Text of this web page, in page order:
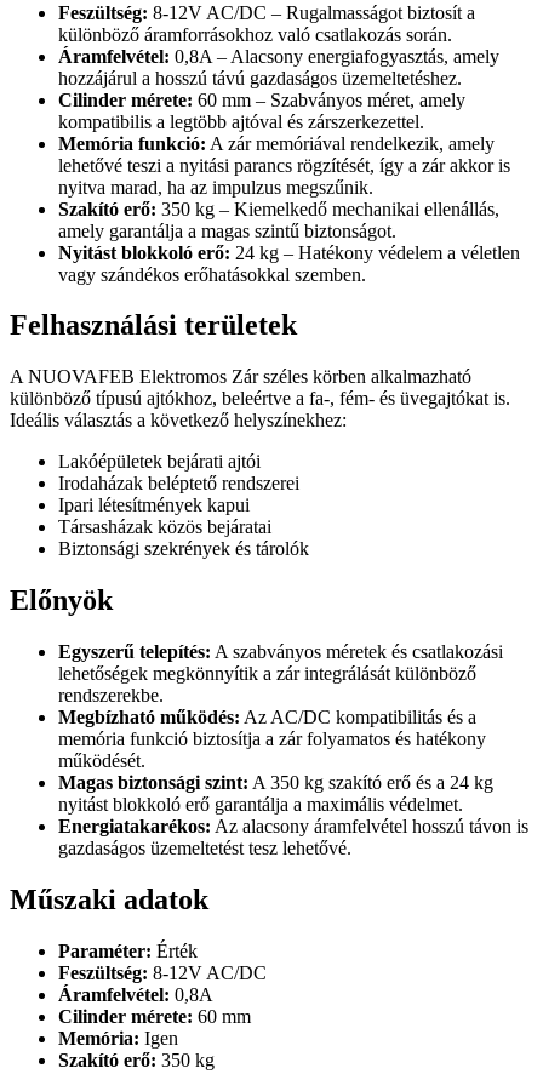
Feszültség: 8-12V AC/DC – Rugalmasságot biztosít a
különböző áramforrásokhoz való csatlakozás során.
Áramfelvétel: 0,8A – Alacsony energiafogyasztás, amely
hozzájárul a hosszú távú gazdaságos üzemeltetéshez.
Cilinder mérete: 60 mm – Szabványos méret, amely
kompatibilis a legtöbb ajtóval és zárszerkezettel.
Memória funkció: A zár memóriával rendelkezik, amely
lehetővé teszi a nyitási parancs rögzítését, így a zár akkor is
nyitva marad, ha az impulzus megszűnik.
Szakító erő: 350 kg – Kiemelkedő mechanikai ellenállás,
amely garantálja a magas szintű biztonságot.
Nyitást blokkoló erő: 24 kg – Hatékony védelem a véletlen
vagy szándékos erőhatásokkal szemben.
Felhasználási területek
A NUOVAFEB Elektromos Zár széles körben alkalmazható
különböző típusú ajtókhoz, beleértve a fa-, fém- és üvegajtókat is.
Ideális választás a következő helyszínekhez:
Lakóépületek bejárati ajtói
Irodaházak beléptető rendszerei
Ipari létesítmények kapui
Társasházak közös bejáratai
Biztonsági szekrények és tárolók
Előnyök
Egyszerű telepítés: A szabványos méretek és csatlakozási
lehetőségek megkönnyítik a zár integrálását különböző
rendszerekbe.
Megbízható működés: Az AC/DC kompatibilitás és a
memória funkció biztosítja a zár folyamatos és hatékony
működését.
Magas biztonsági szint: A 350 kg szakító erő és a 24 kg
nyitást blokkoló erő garantálja a maximális védelmet.
Energiatakarékos: Az alacsony áramfelvétel hosszú távon is
gazdaságos üzemeltetést tesz lehetővé.
Műszaki adatok
Paraméter: Érték
Feszültség: 8-12V AC/DC
Áramfelvétel: 0,8A
Cilinder mérete: 60 mm
Memória: Igen
Szakító erő: 350 kg